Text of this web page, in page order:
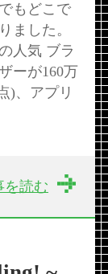
もどこで
ました。
人気 ブラ
ーが160万
)、アプリ
を読む